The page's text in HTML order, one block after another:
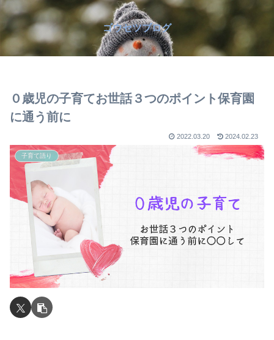
ゴウセツブログ
０歳児の子育てお世話３つのポイント保育園
に通う前に
2022.03.20 2024.02.23
子育て語り